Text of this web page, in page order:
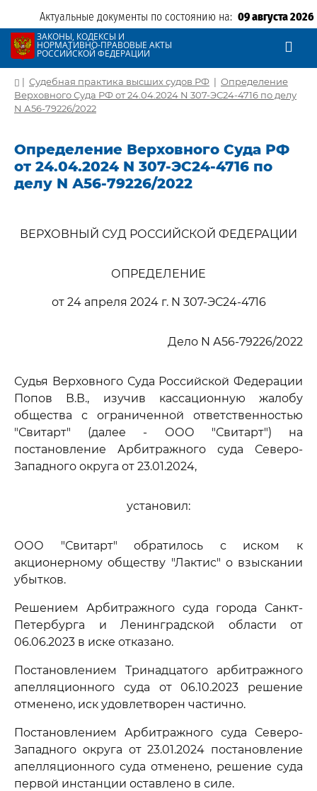
Актуальные документы по состоянию на: 09 августа 2026
ЗАКОНЫ, КОДЕКСЫ И
НОРМАТИВНО-ПРАВОВЫЕ АКТЫ
РОССИЙСКОЙ ФЕДЕРАЦИИ
| Судебная практика высших судов РФ | Определение
Верховного Суда РФ от 24.04.2024 N 307-ЭС24-4716 по делу
N А56-79226/2022
Определение Верховного Суда РФ
от 24.04.2024 N 307-ЭС24-4716 по
делу N А56-79226/2022
ВЕРХОВНЫЙ СУД РОССИЙСКОЙ ФЕДЕРАЦИИ
ОПРЕДЕЛЕНИЕ
от 24 апреля 2024 г. N 307-ЭС24-4716
Дело N А56-79226/2022
Судья Верховного Суда Российской Федерации
Попов В.В., изучив кассационную жалобу
общества с ограниченной ответственностью
"Свитарт" (далее - ООО "Свитарт") на
постановление Арбитражного суда Северо-
Западного округа от 23.01.2024,
установил:
ООО "Свитарт" обратилось с иском к
акционерному обществу "Лактис" о взыскании
убытков.
Решением Арбитражного суда города Санкт-
Петербурга и Ленинградской области от
06.06.2023 в иске отказано.
Постановлением Тринадцатого арбитражного
апелляционного суда от 06.10.2023 решение
отменено, иск удовлетворен частично.
Постановлением Арбитражного суда Северо-
Западного округа от 23.01.2024 постановление
апелляционного суда отменено, решение суда
первой инстанции оставлено в силе.